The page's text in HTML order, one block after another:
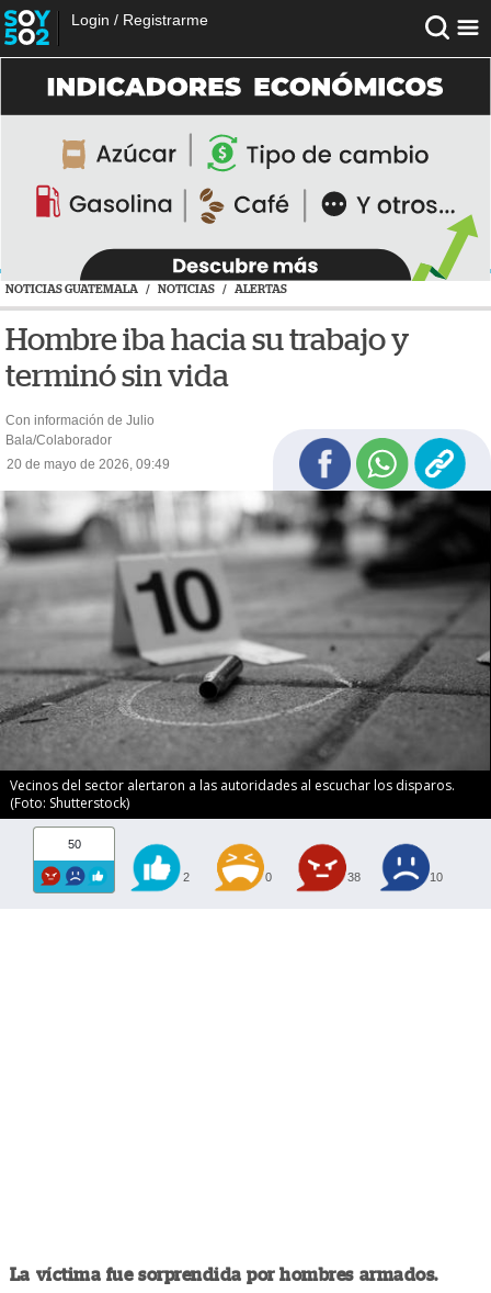
Login / Registrarme
NOTICIAS GUATEMALA / NOTICIAS / ALERTAS
Hombre iba hacia su trabajo y
terminó sin vida
Con información de Julio
Bala/Colaborador
20 de mayo de 2026, 09:49
Vecinos del sector alertaron a las autoridades al escuchar los disparos.
(Foto: Shutterstock)
50
2 0 38 10
La víctima fue sorprendida por hombres armados.